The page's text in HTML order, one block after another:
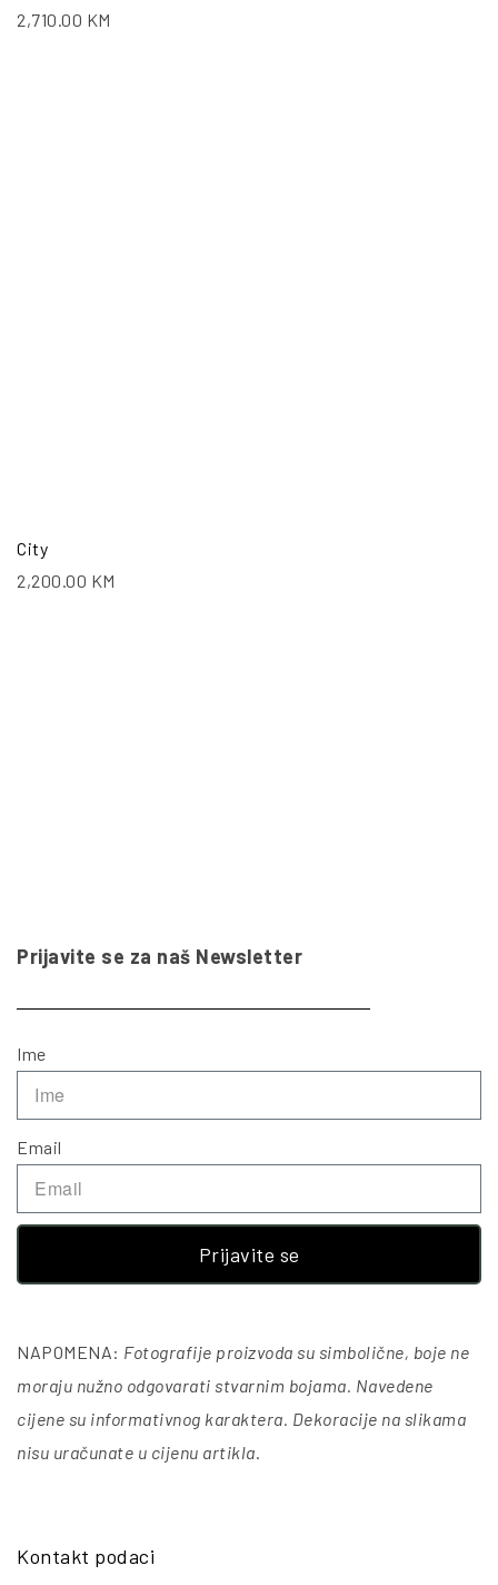
2,710.00 KM
City
2,200.00 KM
Prijavite se za naš Newsletter
Ime
Email
Prijavite se
NAPOMENA: Fotografije proizvoda su simbolične, boje ne
moraju nužno odgovarati stvarnim bojama. Navedene
cijene su informativnog karaktera. Dekoracije na slikama
nisu uračunate u cijenu artikla.
Kontakt podaci